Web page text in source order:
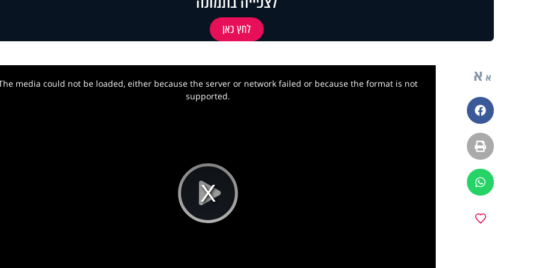
לחץ כאן
א א
פייסבוק
הדפסה
ווטסאפ
Play
media could not be loaded, either because the server or network failed or because the format is not
supported.